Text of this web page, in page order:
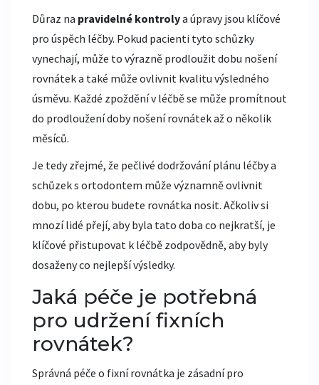
Důraz na pravidelné kontrolya úpravy jsou klíčové
pro úspěch léčby. Pokud pacienti tyto schůzky
vynechají, může to výrazně prodloužit dobu nošení
rovnátek a také může ovlivnit kvalitu výsledného
úsměvu. Každé zpoždění v léčbě se může promítnout
do prodloužení doby nošení rovnátek až o několik
měsíců.
Je tedy zřejmé, že pečlivé dodržování plánu léčby a
schůzek s ortodontem může významně ovlivnit
dobu, po kterou budete rovnátka nosit. Ačkoliv si
mnozí lidé přejí, aby byla tato doba co nejkratší, je
klíčové přistupovat k léčbě zodpovědně, aby byly
dosaženy co nejlepší výsledky.
Jaká péče je potřebná
pro udržení fixních
rovnátek?
Správná péče o fixní rovnátka je zásadní pro